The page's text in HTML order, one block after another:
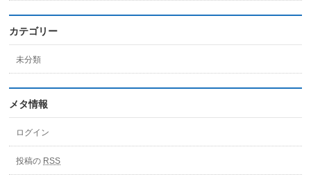
カテゴリー
未分類
メタ情報
ログイン
投稿の RSS